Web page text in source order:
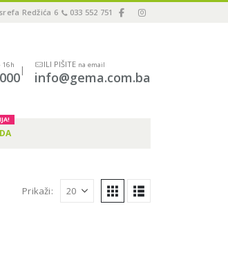
Redžića 6 033 552 751
16h |
ILI PIŠITE na email
info@gema.com.ba
Prikaži: